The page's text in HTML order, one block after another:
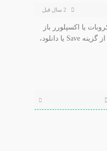
یا اکسپلورر باز
کرد، در هر دو می توانید از گزینه Save یا دانلود،